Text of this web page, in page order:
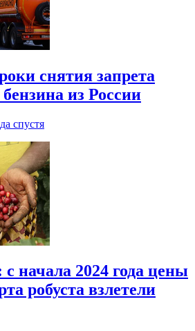
снятия запрета
из России
спустя
начала 2024 года цены
робуста взлетели